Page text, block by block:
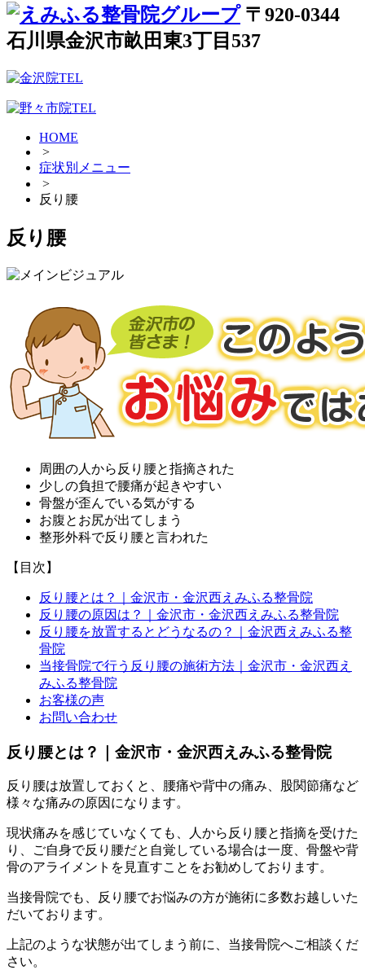
〒920-0344
石川県金沢市畝田東3丁目537
HOME
>
症状別メニュー
>
反り腰
反り腰
周囲の人から反り腰と指摘された
少しの負担で腰痛が起きやすい
骨盤が歪んでいる気がする
お腹とお尻が出てしまう
整形外科で反り腰と言われた
【目次】
反り腰とは？｜金沢市・金沢西えみふる整骨院
反り腰の原因は？｜金沢市・金沢西えみふる整骨院
反り腰を放置するとどうなるの？｜金沢西えみふる整
骨院
当接骨院で行う反り腰の施術方法｜金沢市・金沢西え
みふる整骨院
お客様の声
お問い合わせ
反り腰とは？｜金沢市・金沢西えみふる整骨院
反り腰は放置しておくと、腰痛や背中の痛み、股関節痛など
様々な痛みの原因になります。
現状痛みを感じていなくても、人から反り腰と指摘を受けた
り、ご自身で反り腰だと自覚している場合は一度、骨盤や背
骨のアライメントを見直すことをお勧めしております。
当接骨院でも、反り腰でお悩みの方が施術に多数お越しいた
だいております。
上記のような状態が出てしまう前に、当接骨院へご相談くだ
さい。